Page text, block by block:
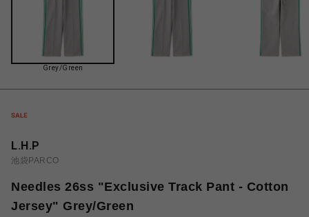
Grey/Green
L.H.P
池袋PARCO
Needles 26ss "Exclusive Track Pant - Cotton
Jersey" Grey/Green